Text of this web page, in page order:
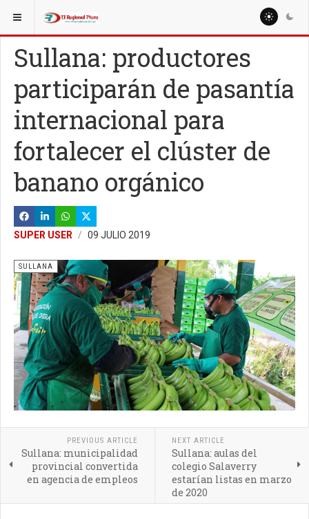
ESTÁ AQUÍ: LOCALES
Sullana: productores
participarán de pasantía
internacional para
fortalecer el clúster de
banano orgánico
SUPER USER 09 JULIO 2019
SULLANA
PREVIOUS ARTICLE
Sullana: municipalidad
provincial convertida
en agencia de empleos
NEXT ARTICLE
Sullana: aulas del
colegio Salaverry
estarían listas en marzo
de 2020